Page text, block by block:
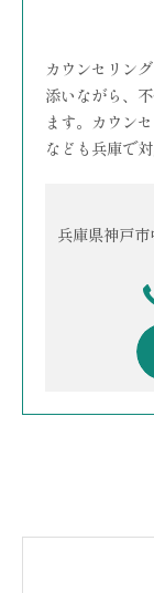
カウンセリン
添いながら、
ます。カウン
なども兵庫で
兵庫県神戸